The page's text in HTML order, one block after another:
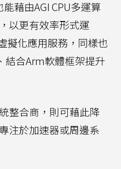
藉由AGI CPU多運算
以更有效率形式運
擬化應用服務，同樣也
結合Arm軟體框架提升
整合商，則可藉此降
注於加速器或周邊系